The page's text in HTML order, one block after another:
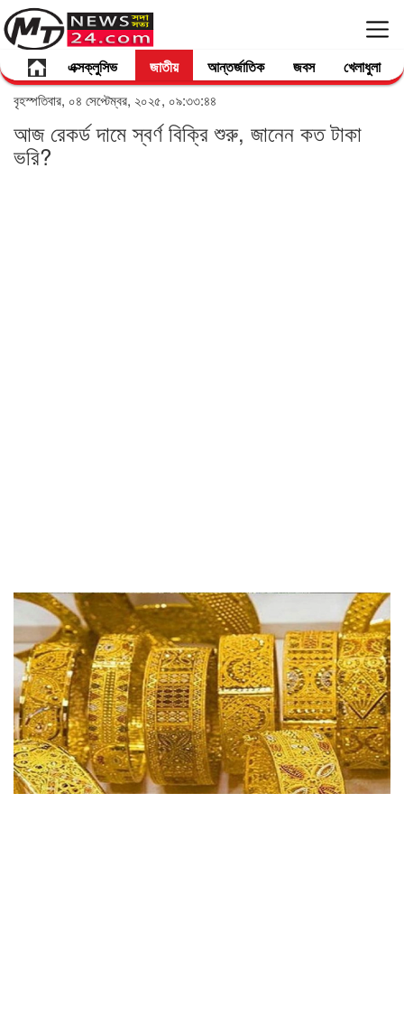
এক্সক্লুসিভ জাতীয় আন্তর্জাতিক জবস খেলাধুলা
বৃহস্পতিবার, ০৪ সেপ্টেম্বর, ২০২৫, ০৯:৩৩:৪৪
আজ রেকর্ড দামে স্বর্ণ বিক্রি শুরু, জানেন কত টাকা
ভরি?